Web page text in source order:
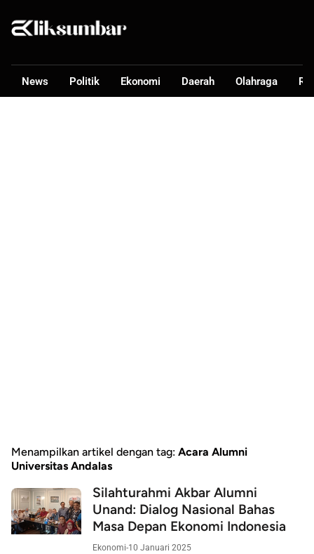
News Politik Ekonomi Daerah Olahraga
Menampilkan artikel dengan tag: Acara Alumni
Universitas Andalas
Silahturahmi Akbar Alumni
Unand: Dialog Nasional Bahas
Masa Depan Ekonomi Indonesia
Ekonomi-10 Januari 2025